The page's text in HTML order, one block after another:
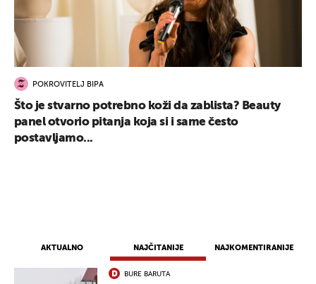
AKTUALNO NAJČITANIJE NAJKOMENTIRANIJE
BURE BARUTA
POKROVITELJ BIPA
Što je stvarno potrebno koži da zablista? Beauty
panel otvorio pitanja koja si i same često
postavljamo...